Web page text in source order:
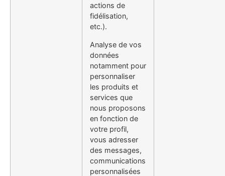
actions de
fidélisation,
etc.).
Analyse de vos
données
notamment pour
personnaliser
les produits et
services que
nous proposons
en fonction de
votre profil,
vous adresser
des messages,
communications
personnalisées